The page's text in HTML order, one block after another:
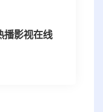
播影视在线